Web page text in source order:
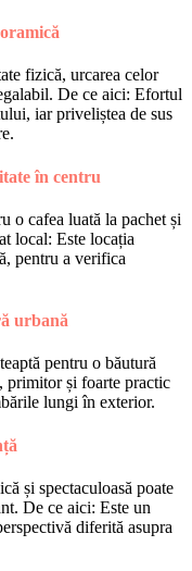
fizică, urcarea celor
De ce aici: Efortul
iar priveliștea de sus
în centru
o cafea luată la pachet și
local: Este locația
pentru a verifica
urbană
pentru o băutură
primitor și foarte practic
lungi în exterior.
și spectaculoasă poate
De ce aici: Este un
diferită asupra